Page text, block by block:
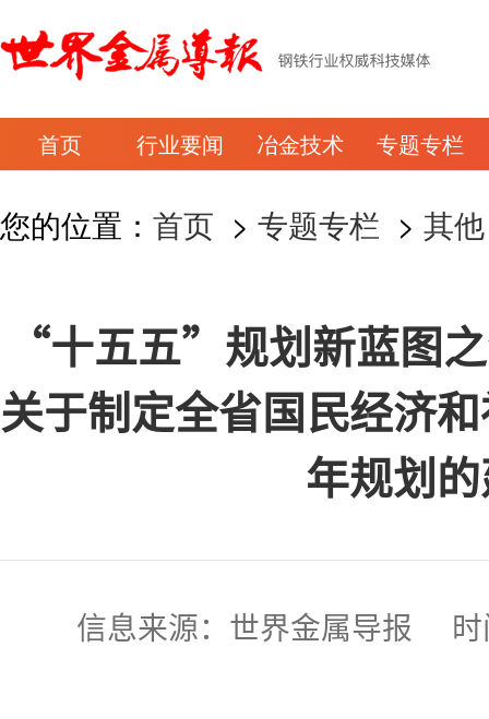
首页 行业要闻 冶金技术 专题专栏
您的位置： 首页 > 专题专栏 > 其他
“十五五”规划新蓝图
关于制定全省国民经济
年规划
信息来源：世界金属导报 时